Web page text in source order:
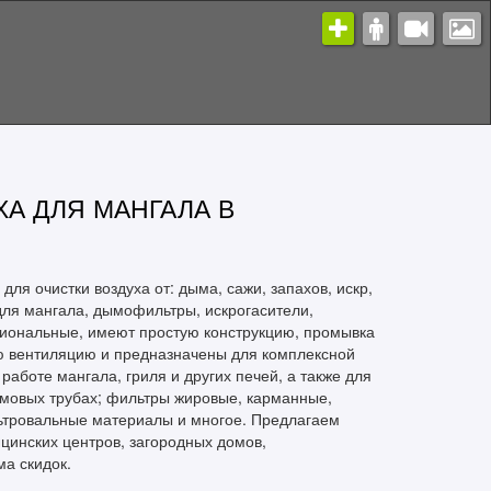
ДЛЯ МАНГАЛА В
очистки воздуха от: дыма, сажи, запахов, искр,
мангала, дымофильтры, искрогасители,
имеют простую конструкцию, промывка
и предназначены для комплексной
мангала, гриля и других печей, а также для
трубах; фильтры жировые, карманные,
материалы и многое. Предлагаем
центров, загородных домов,
скидок.